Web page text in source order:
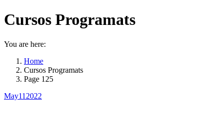
Cursos Programats
You are here:
Home
Cursos Programats
Page 125
May11 2022